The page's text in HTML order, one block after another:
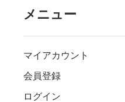
メニュー
マイアカウント
会員登録
ログイン